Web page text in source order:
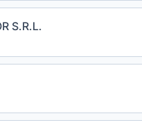
S.R.L.